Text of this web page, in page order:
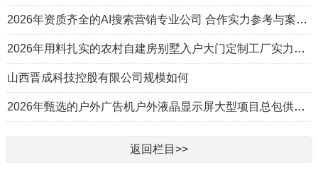
2026年资质齐全的AI搜索营销专业公司 合作实力参考与案例盘点
2026年用料扎实的农村自建房别墅入户大门定制工厂实力公司推荐
山西晋成科技控股有限公司规模如何
2026年甄选的户外广告机户外液晶显示屏大型项目总包供应商推荐
返回栏目>>